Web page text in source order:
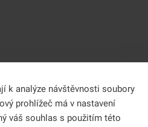
k analýze návštěvnosti soubory
prohlížeč má v nastavení
váš souhlas s použitím této